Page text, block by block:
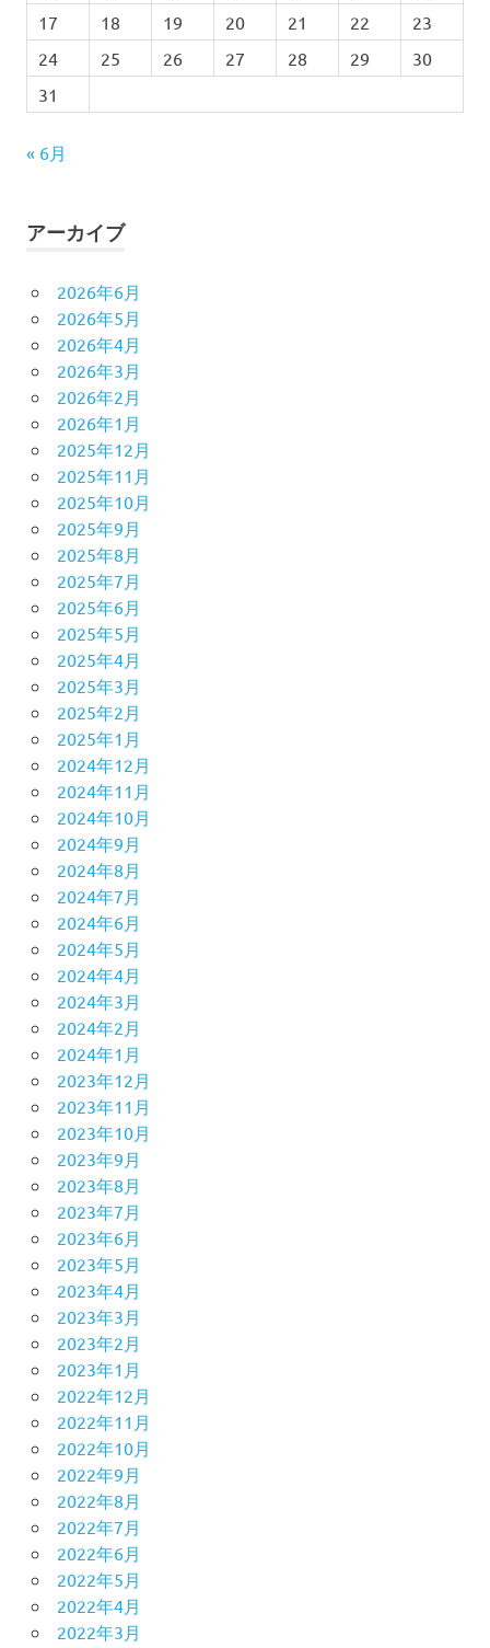
17
18 19 20 21 22
23
24
25 26 27 28 29
30
31
« 6月
アーカイブ
2026年6月
2026年5月
2026年4月
2026年3月
2026年2月
2026年1月
2025年12月
2025年11月
2025年10月
2025年9月
2025年8月
2025年7月
2025年6月
2025年5月
2025年4月
2025年3月
2025年2月
2025年1月
2024年12月
2024年11月
2024年10月
2024年9月
2024年8月
2024年7月
2024年6月
2024年5月
2024年4月
2024年3月
2024年2月
2024年1月
2023年12月
2023年11月
2023年10月
2023年9月
2023年8月
2023年7月
2023年6月
2023年5月
2023年4月
2023年3月
2023年2月
2023年1月
2022年12月
2022年11月
2022年10月
2022年9月
2022年8月
2022年7月
2022年6月
2022年5月
2022年4月
2022年3月